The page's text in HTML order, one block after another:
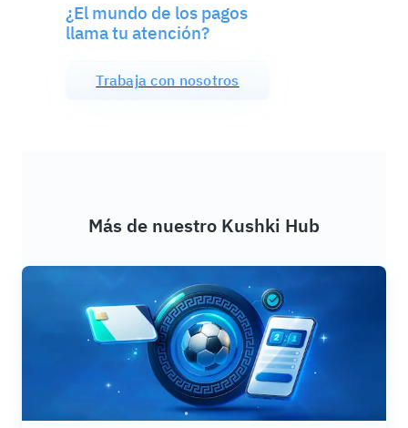
¿El mundo de los pagos
llama tu atención?
Trabaja con nosotros
Más de nuestro Kushki Hub